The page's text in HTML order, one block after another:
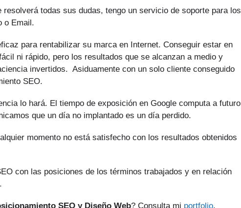
resolverá todas sus dudas, tengo un servicio de soporte para los
o Email.
para rentabilizar su marca en Internet. Conseguir estar en
ni rápido, pero los resultados que se alcanzan a medio y
invertidos. Asiduamente con un solo cliente conseguido
SEO.
lo hará. El tiempo de exposición en Google computa a futuro
que un día no implantado es un día perdido.
momento no está satisfecho con los resultados obtenidos
con las posiciones de los términos trabajados y en relación
SEO y Diseño Web? Consulta mi portfolio.